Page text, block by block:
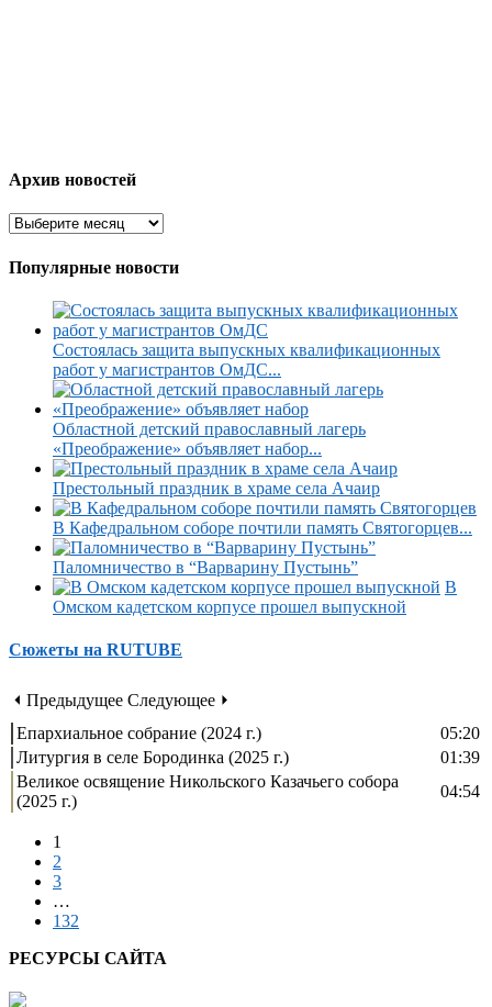
Архив новостей
Популярные новости
Состоялась защита выпускных квалификационных
работ у магистрантов ОмДС...
Областной детский православный лагерь
«Преображение» объявляет набор...
Престольный праздник в храме села Ачаир
В Кафедральном соборе почтили память Святогорцев...
Паломничество в “Варварину Пустынь”
В
Омском кадетском корпусе прошел выпускной
Сюжеты на RUTUBE
⏴ Предыдущее Следующее ⏵
Епархиальное собрание (2024 г.)
05:20
Литургия в селе Бородинка (2025 г.)
01:39
Великое освящение Никольского Казачьего собора
(2025 г.)
04:54
1
2
3
…
132
РЕСУРСЫ САЙТА